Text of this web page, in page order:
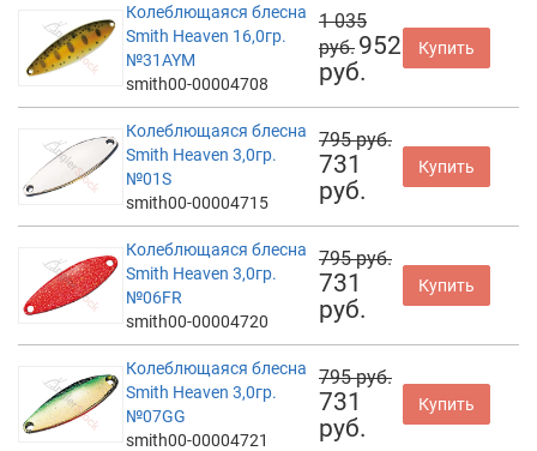
Колеблющаяся блесна
Smith Heaven 16,0гр.
№31AYM
smith00-00004708
1 035
руб. 952
руб.
Купить
Колеблющаяся блесна
Smith Heaven 3,0гр.
№01S
smith00-00004715
795 руб.
731
руб.
Купить
Колеблющаяся блесна
Smith Heaven 3,0гр.
№06FR
smith00-00004720
795 руб.
731
руб.
Купить
Колеблющаяся блесна
Smith Heaven 3,0гр.
№07GG
smith00-00004721
795 руб.
731
руб.
Купить